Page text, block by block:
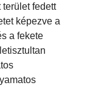
fedett
képezve a
a fekete